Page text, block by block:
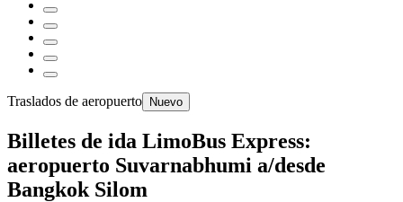
Traslados de aeropuerto Nuevo
Billetes de ida LimoBus Express:
aeropuerto Suvarnabhumi a/desde
Bangkok Silom